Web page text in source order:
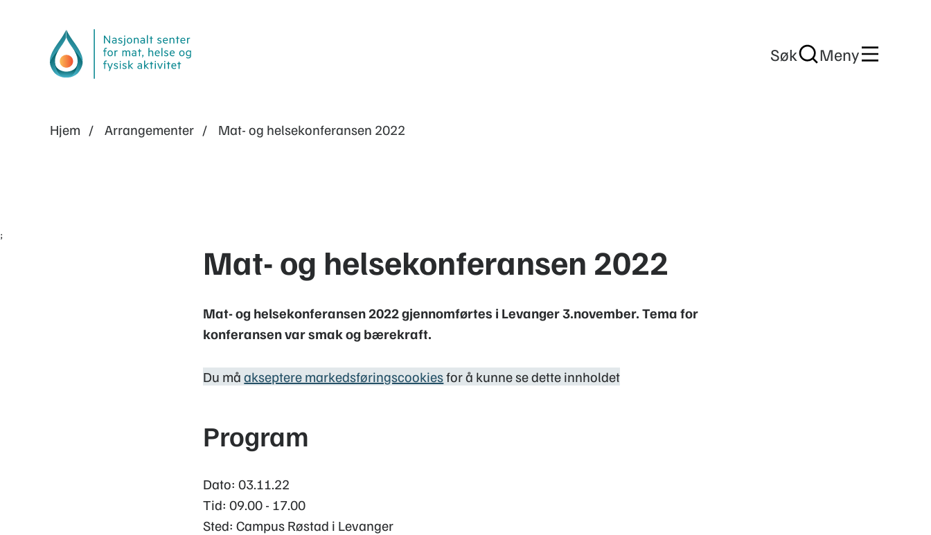
Søk Meny
Hjem Arrangementer Mat- og helsekonferansen 2022
;
Mat- og helsekonferansen 2022
Mat- og helsekonferansen 2022 gjennomførtes i Levanger 3.november. Tema for
konferansen var smak og bærekraft.
Du måakseptere markedsføringscookiesfor å kunne se dette innholdet
Program
Dato: 03.11.22
Tid: 09.00 - 17.00
Sted: Campus Røstad i Levanger